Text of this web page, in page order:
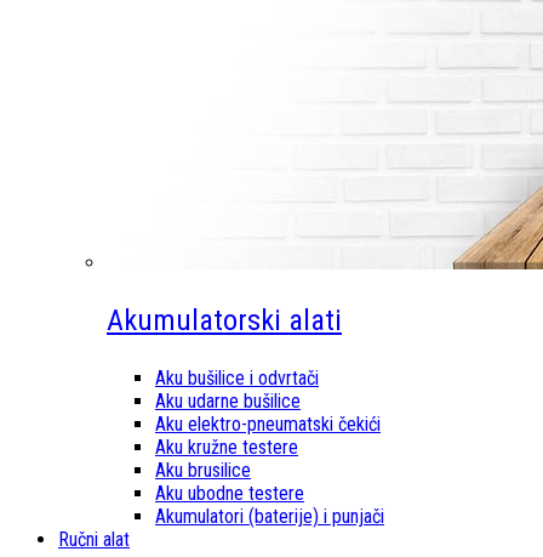
Akumulatorski alati
Aku bušilice i odvrtači
Aku udarne bušilice
Aku elektro-pneumatski čekići
Aku kružne testere
Aku brusilice
Aku ubodne testere
Akumulatori (baterije) i punjači
Ručni alat